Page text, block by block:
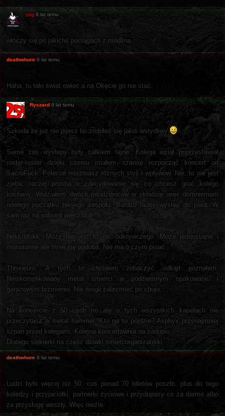
yog 8 lat temu
włóczy się po jakichś pociągach z modlina
deathwhore 8 lat temu
Haha, tu taki świat owiec a na Okęcie go nie stać.
Ryszard 8 lat temu
Szkoda że już nie pijesz bo zrobiłeś się jakiś wstydliwy
Same zaś wystepy były całkiem fajne. Kolega wziął poprzestawiał
roster-toster dzięki czemu miałem szansę rozpocząć koncert od
SacroFuck. Poleciał miszmasz różnych styli i wpływów. Nie, to nie jest
zjeba, raczej prośba o zdecydowanie się co chcesz grać kolego
kochany. Widziałem dwóch młodzieńców w składzie więc domniemam
nowego początku twojego zespołu. Bardzo ładny występ do piwa. W
sam raz na sobotni wieczór.
Nekkrofukk. Może nie jest to nic odkrywczego. Może jednostajne i
monotonne ale mnie się podoba. Nie ma o czym pisać
Throneum. A tych to chciałem zobaczyć odkąd poznałem.
Nieskomplikowany metal śmierci w podziemnym opakowaniu i
garażowym brzmieniu. Nie mogli zabrzmieć po chuju....
Na koncercie z 50 osób no ale o tych wszystkich kapelach nie
przeczytasz w metal hammer. Kto na to pójdzie? Asphyx przynajmniej
szpan przed kolegami. Kolejna koncertownia na zadupiu.
Dlatego siekierki na cześć dziwki śmierćorganizatorki.
deathwhore 8 lat temu
Ludzi było więcej niż 50, coś ponad 70 biletów poszło, plus do tego
koledzy i przyjaciółki, partnerki życiowe i przydupasy co za darmo albo
za przysługę weszły. Więc nieźle.